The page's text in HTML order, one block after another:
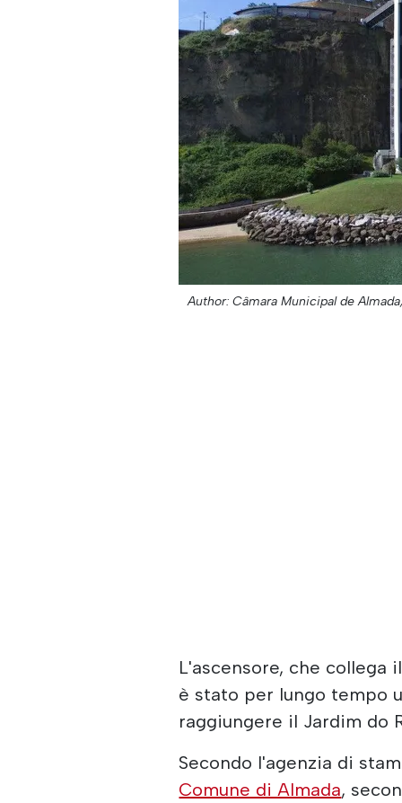
Author: Câmara Municipal de
L'ascensore, che collega
è stato per lungo tempo
raggiungere il Jardim do
Secondo l'agenzia di
Comune di Almada,